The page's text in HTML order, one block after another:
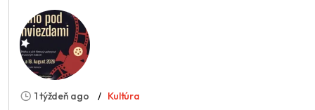
1 týždeň ago Kultúra